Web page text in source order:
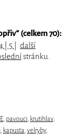
“ (celkem 70):
5
další
stránku.
, pavouci, krutihlav,
, kapusta,velryby,